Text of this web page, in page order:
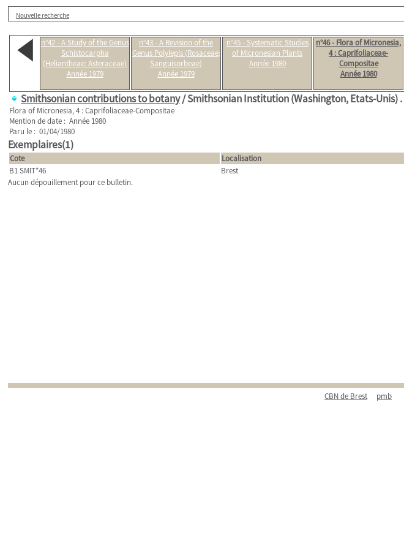
Nouvelle recherche
n°42 - A Study of the Genus
Schistocarpha
(Heliantheae: Asteraceae)
Année 1979
n°43 - A Revision of the
Genus Polylepis (Rosaceae;
Sanguisorbeae)
Année 1979
n°45 - Systematic Studies
of Micronesian Plants
Année 1980
n°46 - Flora of Micronesia,
4 : Caprifoliaceae-
Compositae
Année 1980
Smithsonian contributions to botany/ Smithsonian Institution (Washington, Etats-Unis) .
Flora of Micronesia, 4 : Caprifoliaceae-Compositae
Mention de date : Année 1980
Paru le : 01/04/1980
Exemplaires(1)
Cote Localisation
B1 SMIT*46
Brest
Aucun dépouillement pour ce bulletin.
CBN de Brest pmb